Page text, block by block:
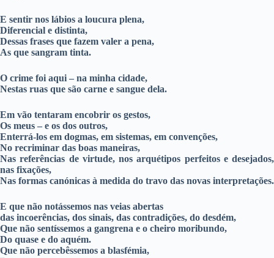
E sentir nos lábios a loucura plena,
Diferencial e distinta,
Dessas frases que fazem valer a pena,
As que sangram tinta.
O crime foi aqui – na minha cidade,
Nestas ruas que são carne e sangue dela.
Em vão tentaram encobrir os gestos,
Os meus – e os dos outros,
Enterrá-los em dogmas, em sistemas, em convenções,
No recriminar das boas maneiras,
Nas referências de virtude, nos arquétipos perfeitos e desejados,
nas fixações,
Nas formas canónicas à medida do travo das novas interpretações.
E que não notássemos nas veias abertas
das incoerências, dos sinais, das contradições, do desdém,
Que não sentíssemos a gangrena e o cheiro moribundo,
Do quase e do aquém.
Que não percebêssemos a blasfémia,